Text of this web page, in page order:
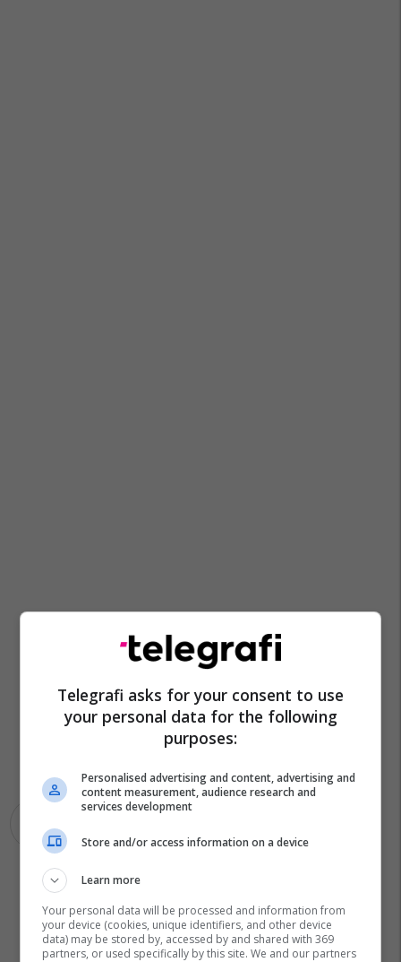
Telegrafi asks for your consent to use
your personal data for the following
purposes:
Personalised advertising and content, advertising and
content measurement, audience research and
services development
Store and/or access information on a device
Learn more
Your personal data will be processed and information from
your device (cookies, unique identifiers, and other device
data) may be stored by, accessed by and shared with 369
partners, or used specifically by this site. We and our partners